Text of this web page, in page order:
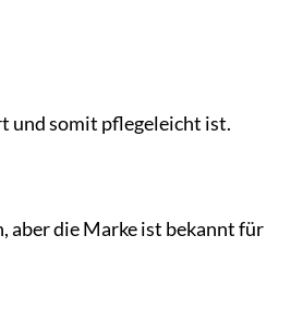
und somit pflegeleicht ist.
aber die Marke ist bekannt für